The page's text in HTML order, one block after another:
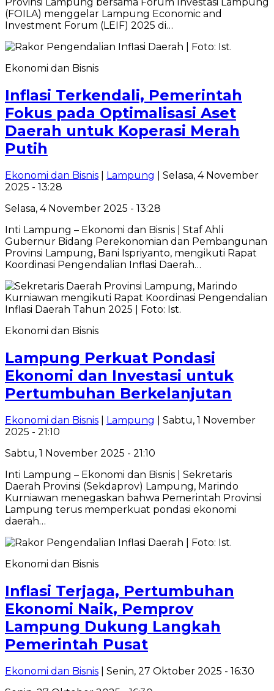
Provinsi Lampung bersama Forum Investasi Lampung
(FOILA) menggelar Lampung Economic and
Investment Forum (LEIF) 2025 di…
Ekonomi dan Bisnis
Inflasi Terkendali, Pemerintah
Fokus pada Optimalisasi Aset
Daerah untuk Koperasi Merah
Putih
Ekonomi dan Bisnis Lampung
| Selasa, 4 November
2025 - 13:28
Selasa, 4 November 2025 - 13:28
Inti Lampung – Ekonomi dan Bisnis | Staf Ahli
Gubernur Bidang Perekonomian dan Pembangunan
Provinsi Lampung, Bani Ispriyanto, mengikuti Rapat
Koordinasi Pengendalian Inflasi Daerah…
Ekonomi dan Bisnis
‎‎Lampung Perkuat Pondasi
Ekonomi dan Investasi untuk
Pertumbuhan Berkelanjutan
Ekonomi dan Bisnis Lampung
| Sabtu, 1 November
2025 - 21:10
Sabtu, 1 November 2025 - 21:10
Inti Lampung – Ekonomi dan Bisnis | Sekretaris
Daerah Provinsi (Sekdaprov) Lampung, Marindo
Kurniawan menegaskan bahwa Pemerintah Provinsi
Lampung terus memperkuat pondasi ekonomi
daerah…
Ekonomi dan Bisnis
Inflasi Terjaga, Pertumbuhan
Ekonomi Naik, Pemprov
Lampung Dukung Langkah
Pemerintah Pusat
Ekonomi dan Bisnis | Senin, 27 Oktober 2025 - 16:30